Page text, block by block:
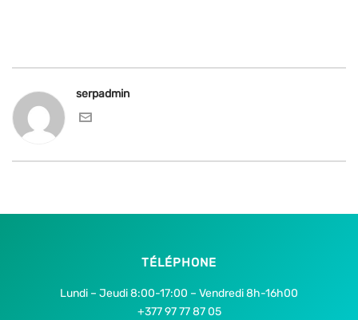
serpadmin
TÉLÉPHONE
Lundi – Jeudi 8:00-17:00 – Vendredi 8h-16h00
+377 97 77 87 05